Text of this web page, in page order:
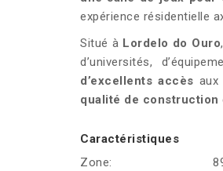
expérience résidentielle
Situé à Lordelo do Ouro,
d’universités,
d’excellents accès
qualité de construction
Caractéristiques
Zone: